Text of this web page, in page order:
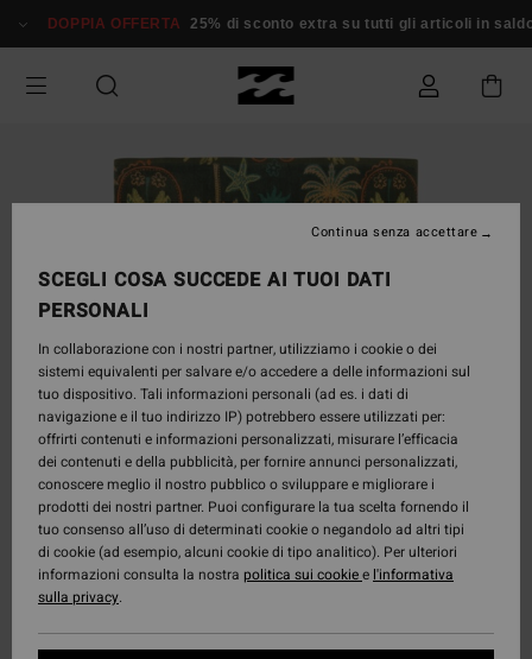
alle
prodotto
DOPPIA OFFERTA 25% di sconto extra su tutti gli articoli in
SCEGLI COSA SUCCEDE AI TUOI DATI
PERSONALI
In collaborazione con i nostri partner, utilizziamo i cookie o dei
sistemi equivalenti per salvare e/o accedere a delle informazioni sul
tuo dispositivo. Tali informazioni personali (ad es. i dati di
navigazione e il tuo indirizzo IP) potrebbero essere utilizzati per:
offrirti contenuti e informazioni personalizzati, misurare l’efficacia
dei contenuti e della pubblicità, per fornire annunci personalizzati,
conoscere meglio il nostro pubblico o sviluppare e migliorare i
prodotti dei nostri partner. Puoi configurare la tua scelta fornendo il
tuo consenso all’uso di determinati cookie o negandolo ad altri tipi
di cookie (ad esempio, alcuni cookie di tipo analitico). Per ulteriori
informazioni consulta la nostra politica sui cookiee l'informativa
sulla privacy.
Continua senza accettare